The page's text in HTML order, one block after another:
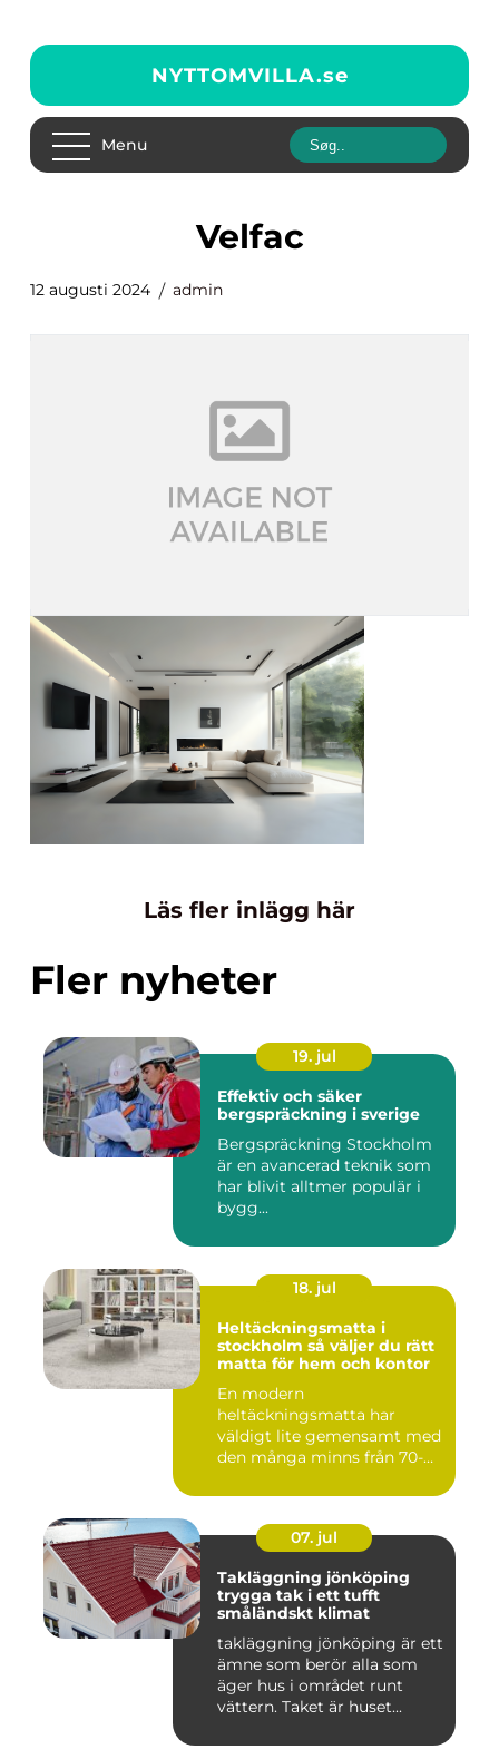
NYTTOMVILLA.se
Menu
Velfac
12 augusti 2024 admin
Läs fler inlägg här
Fler nyheter
19. jul
Effektiv och säker
bergspräckning i sverige
Bergspräckning Stockholm
är en avancerad teknik som
har blivit alltmer populär i
bygg...
18. jul
Heltäckningsmatta i
stockholm så väljer du rätt
matta för hem och kontor
En modern
heltäckningsmatta har
väldigt lite gemensamt med
den många minns från 70-
07. jul
Takläggning jönköping
trygga tak i ett tufft
småländskt klimat
takläggning jönköping är ett
ämne som berör alla som
äger hus i området runt
vättern. Taket är huset...